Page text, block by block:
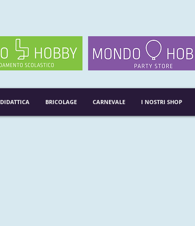
DIDATTICA BRICOLAGE CARNEVALE I NOSTRI SHOP